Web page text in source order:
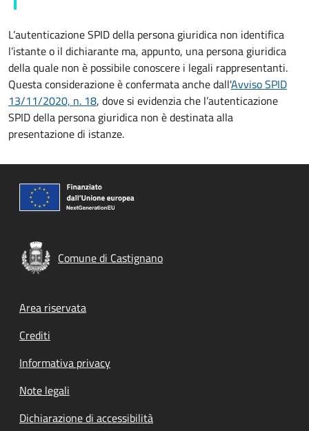
L’autenticazione SPID della persona giuridica non identifica
l’istante o il dichiarante ma, appunto, una persona giuridica
della quale non è possibile conoscere i legali rappresentanti.
Questa considerazione è confermata anche dall'Avviso SPID
13/11/2020, n. 18, dove si evidenzia che l’autenticazione
SPID della persona giuridica non è destinata alla
presentazione di istanze.
Comune di Castignano
Footer menu
Area riservata
Crediti
Informativa privacy
Note legali
Dichiarazione di accessibilità